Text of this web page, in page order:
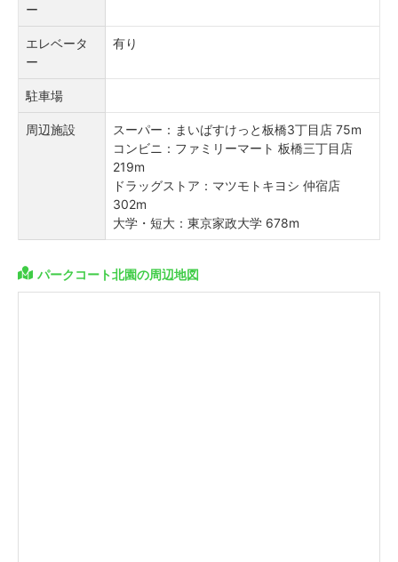
ー
エレベータ
ー
有り
駐車場
周辺施設
スーパー：まいばすけっと板橋3丁目店 75m
コンビニ：ファミリーマート 板橋三丁目店
219m
ドラッグストア：マツモトキヨシ 仲宿店
302m
大学・短大：東京家政大学 678m
パークコート北園の周辺地図